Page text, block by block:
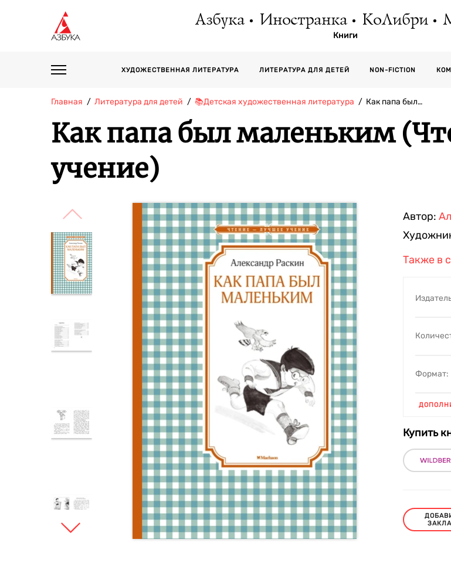
Азбука Иностранка КоЛибри
Книги
ХУДОЖЕСТВЕННАЯ ЛИТЕРАТУРА ЛИТЕРАТУРА ДЛЯ ДЕТЕЙ NON-FICTION
Главная Литература для детей 📚Детская художественная литература Как папа был…
Как папа был маленьким
учение)
Автор:
Также в
Формат:
Купить